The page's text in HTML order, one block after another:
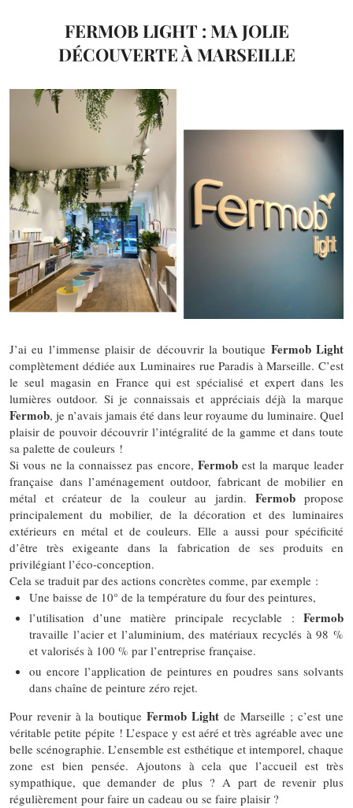
FERMOB LIGHT : MA JOLIE
DÉCOUVERTE À MARSEILLE
J’ai eu l’immense plaisir de découvrir la boutique Fermob Light
complètement dédiée aux Luminaires rue Paradis à Marseille. C’est
le seul magasin en France qui est spécialisé et expert dans les
lumières outdoor. Si je connaissais et appréciais déjà la marque
Fermob, je n’avais jamais été dans leur royaume du luminaire. Quel
plaisir de pouvoir découvrir l’intégralité de la gamme et dans toute
sa palette de couleurs !
Si vous ne la connaissez pas encore, Fermobest la marque leader
française dans l’aménagement outdoor, fabricant de mobilier en
métal et créateur de la couleur au jardin. Fermobpropose
principalement du mobilier, de la décoration et des luminaires
extérieurs en métal et de couleurs. Elle a aussi pour spécificité
d’être très exigeante dans la fabrication de ses produits en
privilégiant l’éco-conception.
Cela se traduit par des actions concrètes comme, par exemple :
Une baisse de 10° de la température du four des peintures,
l’utilisation d’une matière principale recyclable : Fermob
travaille l’acier et l’aluminium, des matériaux recyclés à 98 %
et valorisés à 100 % par l’entreprise française.
ou encore l’application de peintures en poudres sans solvants
dans chaîne de peinture zéro rejet.
Pour revenir à la boutiqueFermob Lightde Marseille ; c’est une
véritable petite pépite ! L’espace y est aéré et très agréable avec une
belle scénographie. L’ensemble est esthétique et intemporel, chaque
zone est bien pensée. Ajoutons à cela que l’accueil est très
sympathique, que demander de plus ? A part de revenir plus
régulièrement pour faire un cadeau ou se faire plaisir ?